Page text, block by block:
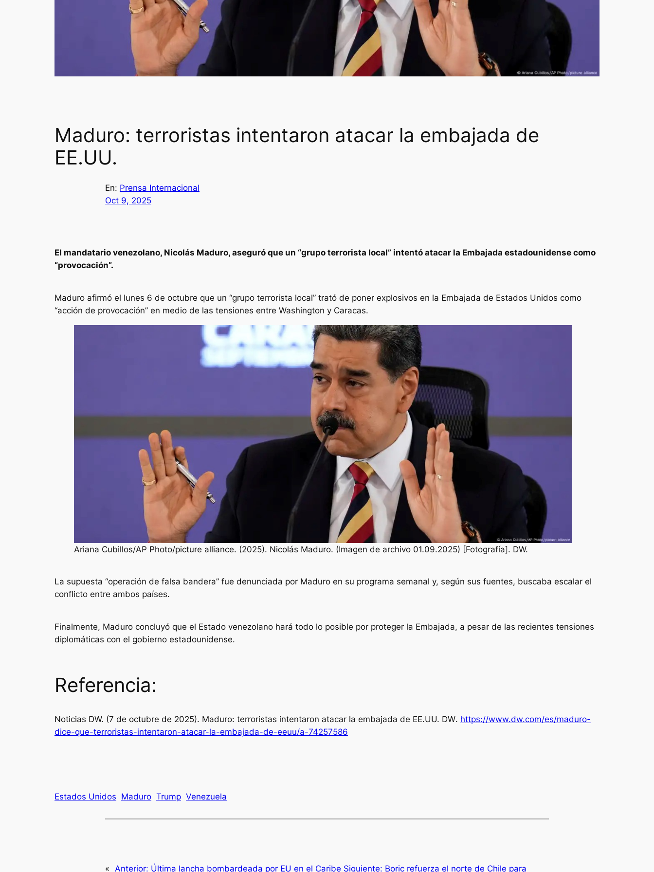
Maduro: terroristas intentaron atacar la embajada de
EE.UU.
En: Prensa Internacional
Oct 9, 2025
El mandatario venezolano, Nicolás Maduro, aseguró que un “grupo terrorista local” intentó atacar la Embajada estadounidense como
“provocación”.
Maduro afirmó el lunes 6 de octubre que un “grupo terrorista local” trató de poner explosivos en la Embajada de Estados Unidos como
“acción de provocación” en medio de las tensiones entre Washington y Caracas.
Ariana Cubillos/AP Photo/picture alliance. (2025). Nicolás Maduro. (Imagen de archivo 01.09.2025) [Fotografía]. DW.
La supuesta “operación de falsa bandera” fue denunciada por Maduro en su programa semanal y, según sus fuentes, buscaba escalar el
conflicto entre ambos países.
Finalmente, Maduro concluyó que el Estado venezolano hará todo lo posible por proteger la Embajada, a pesar de las recientes tensiones
diplomáticas con el gobierno estadounidense.
Referencia:
Noticias DW. (7 de octubre de 2025). Maduro: terroristas intentaron atacar la embajada de EE.UU. DW. https://www.dw.com/es/maduro-
dice-que-terroristas-intentaron-atacar-la-embajada-de-eeuu/a-74257586
Estados Unidos Maduro Trump Venezuela
« Anterior: Última lancha bombardeada por EU en el Caribe Siguiente: Boric refuerza el norte de Chile para